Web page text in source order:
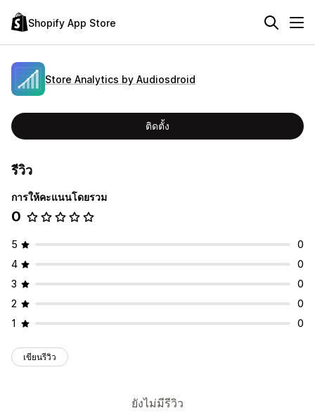
Shopify App Store
Store Analytics by Audiosdroid
ติดตั้ง
รีวิว
การให้คะแนนโดยรวม
0
5
0
4
0
3
0
2
0
1
0
เขียนรีวิว
ยังไม่มีรีวิว